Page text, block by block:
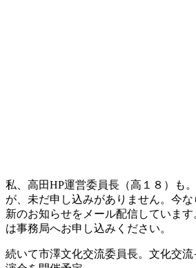
私、高田HP運営委員長（高１８）も
が、未だ申し込みがありません。今
新のお知らせをメール配信していま
は事務局へお申し込みください。
続いて市澤文化交流委員長。文化交